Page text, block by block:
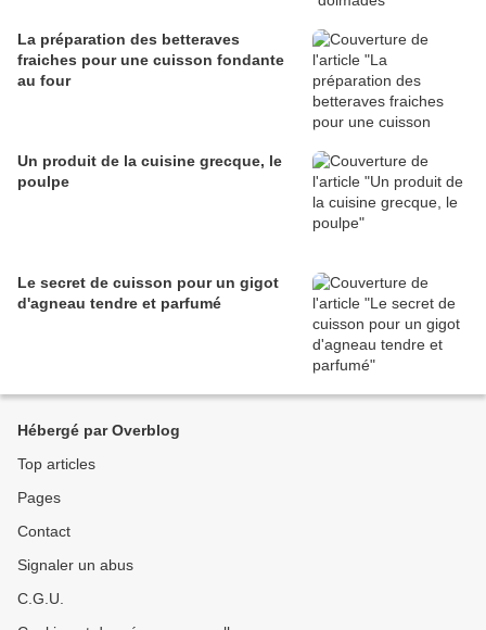
La préparation des betteraves
fraiches pour une cuisson fondante
au four
Un produit de la cuisine grecque, le
poulpe
Le secret de cuisson pour un gigot
d'agneau tendre et parfumé
Hébergé par Overblog
Top articles
Pages
Contact
Signaler un abus
C.G.U.